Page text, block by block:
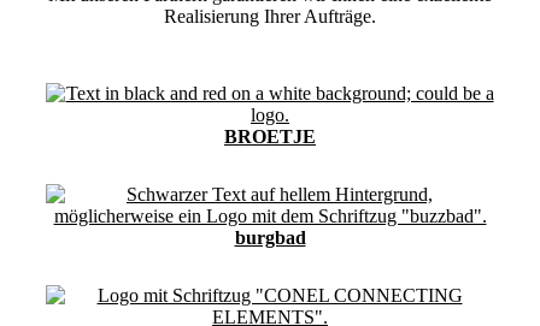
Realisierung Ihrer Aufträge.
BROETJE
burgbad